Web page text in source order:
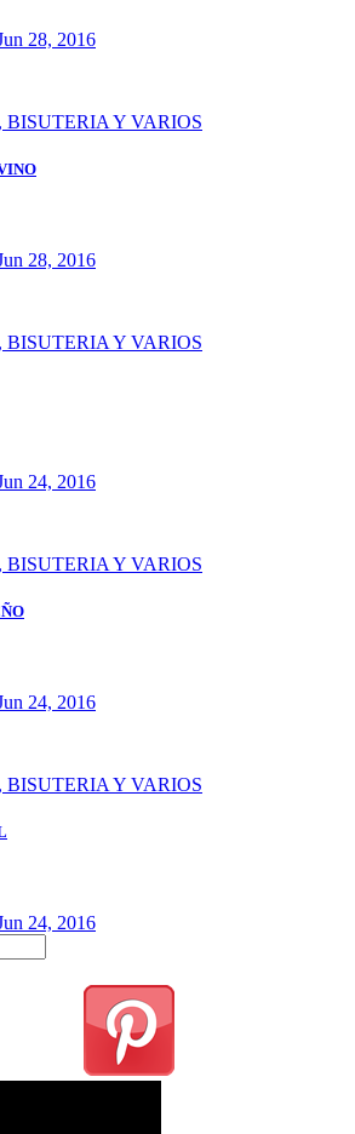
28, 2016
BISUTERIA Y VARIOS
28, 2016
BISUTERIA Y VARIOS
24, 2016
BISUTERIA Y VARIOS
24, 2016
BISUTERIA Y VARIOS
24, 2016